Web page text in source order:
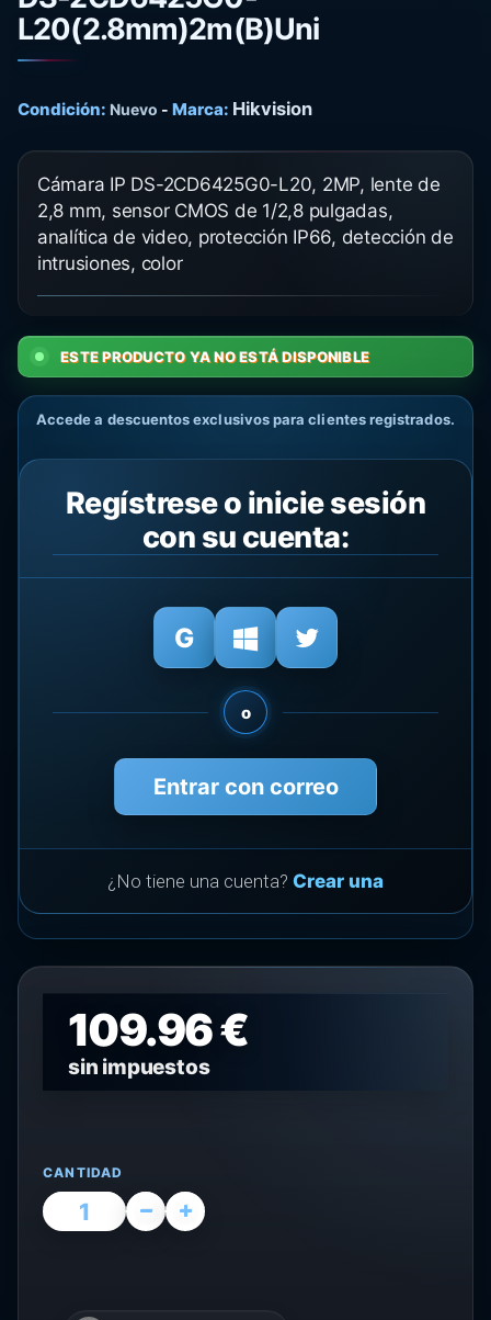
L20(2.8mm)2m(B)Uni
Condición: Nuevo - Marca: Hikvision
Cámara IP DS-2CD6425G0-L20, 2MP, lente de
2,8 mm, sensor CMOS de 1/2,8 pulgadas,
analítica de video, protección IP66, detección de
intrusiones, color
ESTE PRODUCTO YA NO ESTÁ DISPONIBLE
Accede a descuentos exclusivos para clientes registrados.
Regístrese o inicie sesión
con su cuenta:
o
Entrar con correo
¿No tiene una cuenta? Crear una
109.96 €
sin impuestos
CANTIDAD